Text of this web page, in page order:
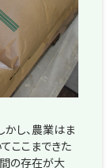
し、農業はま
ここまできた
の存在が大